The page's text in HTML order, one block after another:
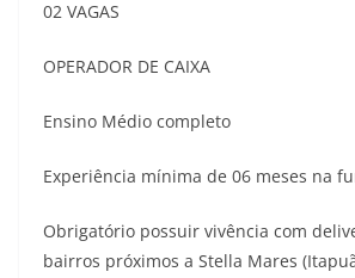
02 VAGAS
OPERADOR DE CAIXA
Ensino Médio completo
Experiência mínima de 06 meses na
Obrigatório possuir vivência com
bairros próximos a Stella Mares